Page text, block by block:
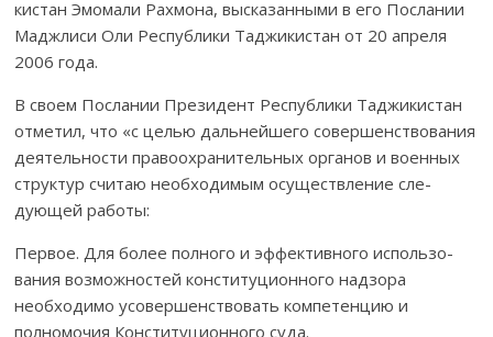
кистан Эмомали Рахмона, выс­ка­зан­­ными в его Послании
Мад­жлиси Оли Республики Таджикистан от 20 ап­реля
2006 го­да.
В своем Послании Президент Республики Таджи­кис­тан
отметил, что «с целью дальнейшего совершенствования
деятельности правоох­рани­тель­ных органов и военных
структур считаю необходимым осу­ществление сле­
дующей работы:
Первое. Для более полного и эффективного исполь­зо­
вания воз­мож­нос­тей конституционного надзора
необходимо усовершенствовать ком­петен­цию и
полномочия Конститу­ци­онного суда.